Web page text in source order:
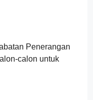
Penerangan
calon untuk